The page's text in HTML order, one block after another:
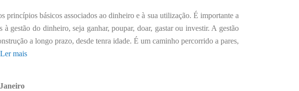
princípios básicos associados ao dinheiro e à sua utilização. É importante a
gestão do dinheiro, seja ganhar, poupar, doar, gastar ou investir. A gestão
a longo prazo, desde tenra idade. É um caminho percorrido a pares,
Ler mais